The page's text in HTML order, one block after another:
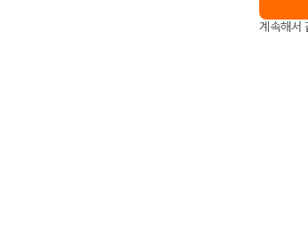
계속해서